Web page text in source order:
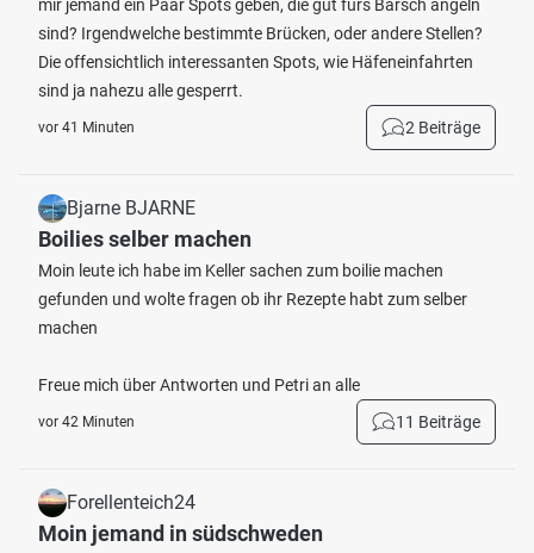
mir jemand ein Paar Spots geben, die gut fürs Barsch angeln
sind? Irgendwelche bestimmte Brücken, oder andere Stellen?
Die offensichtlich interessanten Spots, wie Häfeneinfahrten
sind ja nahezu alle gesperrt.
vor 41 Minuten 2 Beiträge
Bjarne BJARNE
Boilies selber machen
Moin leute ich habe im Keller sachen zum boilie machen
gefunden und wolte fragen ob ihr Rezepte habt zum selber
machen
Freue mich über Antworten und Petri an alle
vor 42 Minuten 11 Beiträge
Forellenteich24
Moin jemand in südschweden